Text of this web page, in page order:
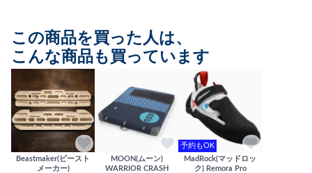
この商品を買った人は、
こんな商品も買っています
Beastmaker(ビースト
メーカー)
MOON(ムーン)
WARRIOR CRASH
予約もOK
MadRock(マッドロッ
ク) Remora Pro